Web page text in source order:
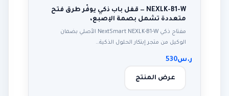
NEXLK-B1-W — قفل باب ذكي يوفّر طرق فتح
متعددة تشمل بصمة الإصبع،
مفتاح ذكي NextSmart NEXLK-B1-W الأصلي بضمان
الوكيل من متجر إبتكار الحلول الذكية…
ر.س530
عرض المنتج